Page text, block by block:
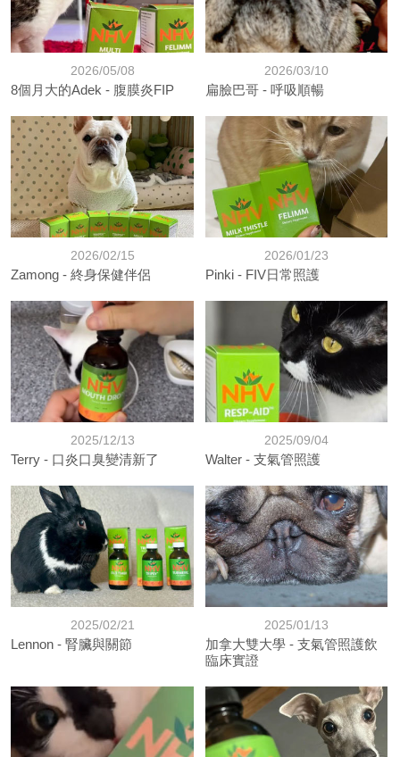
2026/05/08
8個月大的Adek - 腹膜炎FIP
2026/03/10
扁臉巴哥 - 呼吸順暢
2026/02/15
Zamong - 終身保健伴侶
2026/01/23
Pinki - FIV日常照護
2025/12/13
Terry - 口炎口臭變清新了
2025/09/04
Walter - 支氣管照護
2025/02/21
Lennon - 腎臟與關節
2025/01/13
加拿大雙大學 - 支氣管照護飲
臨床實證